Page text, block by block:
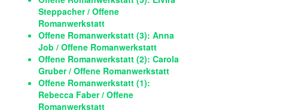
Steppacher / Offene
Romanwerkstatt
Offene Romanwerkstatt (3): Anna
Job / Offene Romanwerkstatt
Offene Romanwerkstatt (2): Carola
Gruber / Offene Romanwerkstatt
Offene Romanwerkstatt (1):
Rebecca Faber / Offene
Romanwerkstatt